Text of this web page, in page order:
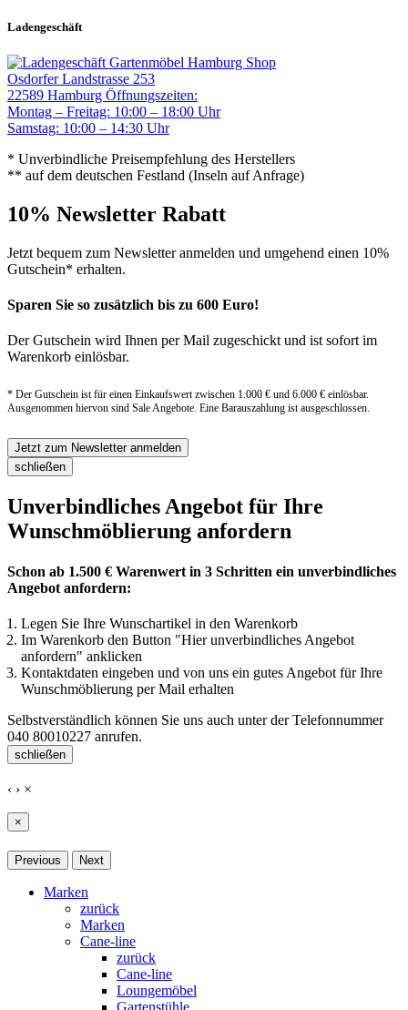
Ladengeschäft
Gartenmöbel Hamburg Shop
Osdorfer Landstrasse 253
22589 Hamburg Öffnungszeiten:
Montag – Freitag: 10:00 – 18:00 Uhr
Samstag: 10:00 – 14:30 Uhr
* Unverbindliche Preisempfehlung des Herstellers
** auf dem deutschen Festland (Inseln auf Anfrage)
10% Newsletter Rabatt
Jetzt bequem zum Newsletter anmelden und umgehend einen 10%
Gutschein* erhalten.
Sparen Sie so zusätzlich bis zu 600 Euro!
Der Gutschein wird Ihnen per Mail zugeschickt und ist sofort im
Warenkorb einlösbar.
* Der Gutschein ist für einen Einkaufswert zwischen 1.000 € und 6.000 € einlösbar.
Ausgenommen hiervon sind Sale Angebote. Eine Barauszahlung ist ausgeschlossen.
Jetzt zum Newsletter anmelden
schließen
Unverbindliches Angebot für Ihre
Wunschmöblierung anfordern
Schon ab 1.500 € Warenwert in 3 Schritten ein unverbindliches
Angebot anfordern:
Legen Sie Ihre Wunschartikel in den Warenkorb
Im Warenkorb den Button "Hier unverbindliches Angebot
anfordern" anklicken
Kontaktdaten eingeben und von uns ein gutes Angebot für Ihre
Wunschmöblierung per Mail erhalten
Selbstverständlich können Sie uns auch unter der Telefonnummer
040 80010227 anrufen.
schließen
‹ › ×
×
Previous Next
Marken
zurück
Marken
Cane-line
zurück
Cane-line
Loungemöbel
Gartenstühle